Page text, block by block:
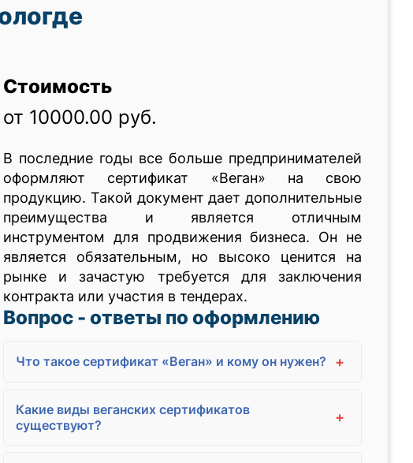
Стоимость
от 10000.00 руб.
В последние годы все больше предпринимателей
оформляют сертификат «Веган» на свою
продукцию. Такой документ дает дополнительные
преимущества и является отличным
инструментом для продвижения бизнеса. Он не
является обязательным, но высоко ценится на
рынке и зачастую требуется для заключения
контракта или участия в тендерах.
Вопрос - ответы по оформлению
Что такое сертификат «Веган» и кому он нужен? +
Какие виды веганских сертификатов
существуют?
+